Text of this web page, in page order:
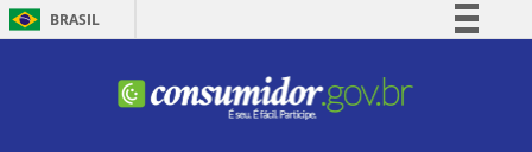
BRASIL
Comunica BR